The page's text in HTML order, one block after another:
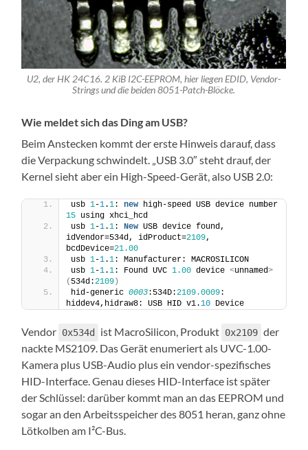
U2, der HK 24C16. 2 KiB I2C-EEPROM, hier liegen EDID, Vendor-
Strings und die beiden 8051-Patch-Blöcke.
Wie meldet sich das Ding am USB?
Beim Anstecken kommt der erste Hinweis darauf, dass
die Verpackung schwindelt. „USB 3.0″ steht drauf, der
Kernel sieht aber ein High-Speed-Gerät, also USB 2.0:
usb 1-1.1: new
15 using xhci_hcd
usb 1-1.1: New USB device found,
idVendor=534d, idProduct=2109,
bcdDevice=21.00
usb 1-1.1: Manufacturer: MACROSILICON
usb 1-1.1: Found UVC 1.00 device <unnamed>
( 534d:2109 )
hid-generic 0003:534D:2109.0009:
hiddev4,hidraw8: USB HID v1.10 Device
Vendor 0x534d ist MacroSilicon, Produkt 0x2109 der
nackte MS2109. Das Gerät enumeriert als UVC-1.00-
Kamera plus USB-Audio plus ein vendor-spezifisches
HID-Interface. Genau dieses HID-Interface ist später
der Schlüssel: darüber kommt man an das EEPROM und
sogar an den Arbeitsspeicher des 8051 heran, ganz ohne
Lötkolben am I²C-Bus.